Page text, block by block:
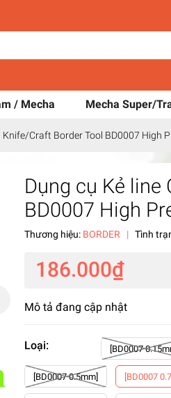
/ Mecha Mecha Super/
Knife/Craft Border Tool BD0007 High
Dụng cụ Kẻ
BD0007 High
Thương hiệu: BORDER | Tình
186.000₫
Mô tả đang cập nhật
Loại: [BD0007
[BD0007 0.5mm] [BD0007